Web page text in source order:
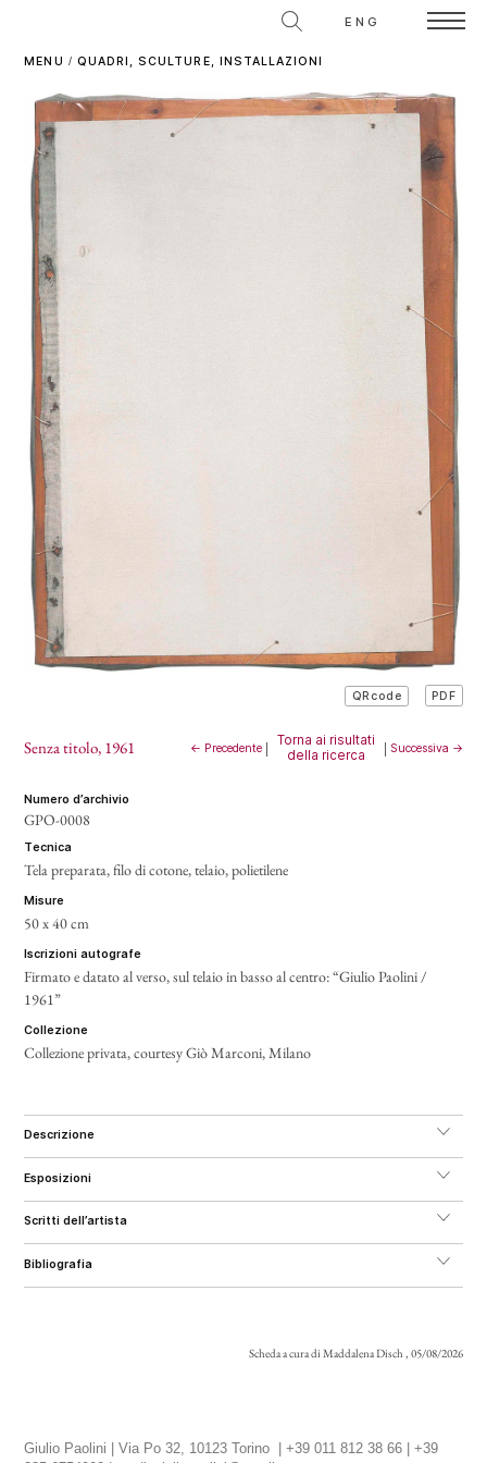
ENG
MENU / QUADRI, SCULTURE, INSTALLAZIONI
QRcode PDF
Senza titolo, 1961 ← Precedente|
Torna ai risultati
della ricerca
Successiva →
numero d’archivio
GPO-0008
tecnica
Tela preparata, filo di cotone, telaio, polietilene
misure
50 x 40 cm
iscrizioni autografe
Firmato e datato al verso, sul telaio in basso al centro: “Giulio Paolini /
1961”
collezione
Collezione privata, courtesy Giò Marconi, Milano
descrizione
esposizioni
scritti dell’artista
bibliografia
Scheda a cura di Maddalena Disch , 05/08/2026
Giulio Paolini | Via Po 32, 10123 Torino | +39 011 812 38 66 | +39